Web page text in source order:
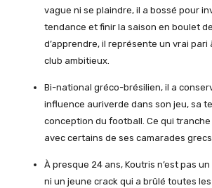
vague ni se plaindre, il a bossé pour
tendance et finir la saison en boulet
d’apprendre, il représente un vrai
club ambitieux.
Bi-national gréco-brésilien, il a
influence auriverde dans son jeu, sa
conception du football. Ce qui
avec certains de ses camarades grecs.
À presque 24 ans, Koutris n’est pas
ni un jeune crack qui a brûlé toutes